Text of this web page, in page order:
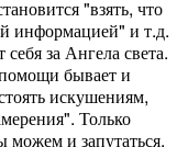
"взять, что
информацией" и т.д.
за Ангела света.
бывает и
искушениям,
Только
можем и запутаться,